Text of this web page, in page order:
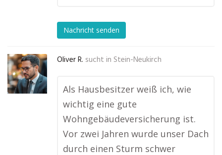
Nachricht senden
Oliver R. sucht in Stein-Neukirch
Als Hausbesitzer weiß ich, wie
wichtig eine gute
Wohngebäudeversicherung ist.
Vor zwei Jahren wurde unser Dach
durch einen Sturm schwer